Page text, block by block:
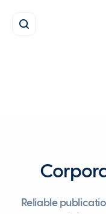
Reliable